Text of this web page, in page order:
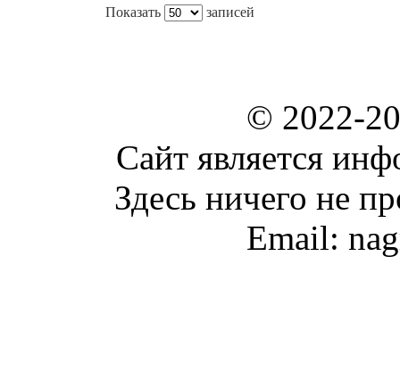
Показать записей
© 2022-
Сайт является
Здесь ничего не
Email: